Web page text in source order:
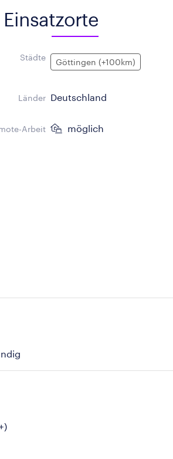
Einsatzorte
Städte Göttingen (+100km)
Länder Deutschland
Arbeit möglich